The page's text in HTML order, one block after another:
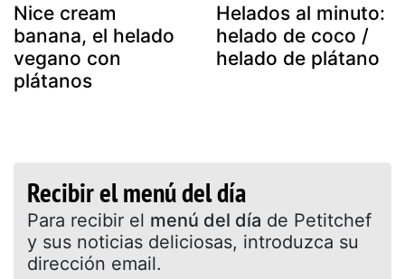
Nice cream
banana, el helado
vegano con
plátanos
Helados al minuto:
helado de coco /
helado de plátano
Recibir el menú del día
Para recibir el menú del día de Petitchef
y sus noticias deliciosas, introduzca su
dirección email.